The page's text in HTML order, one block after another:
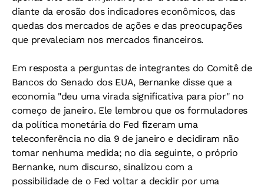
diante da erosão dos indicadores econômicos, das
quedas dos mercados de ações e das preocupações
que prevaleciam nos mercados financeiros.
Em resposta a perguntas de integrantes do Comitê de
Bancos do Senado dos EUA, Bernanke disse que a
economia "deu uma virada significativa para pior" no
começo de janeiro. Ele lembrou que os formuladores
da política monetária do Fed fizeram uma
teleconferência no dia 9 de janeiro e decidiram não
tomar nenhuma medida; no dia seguinte, o próprio
Bernanke, num discurso, sinalizou com a
possibilidade de o Fed voltar a decidir por uma